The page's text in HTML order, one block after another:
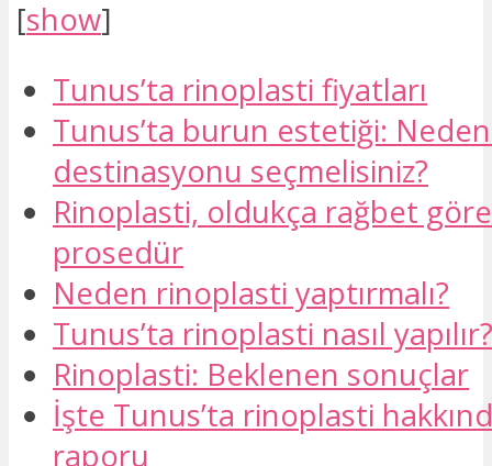
[show]
Tunus’ta rinoplasti fiyatları
Tunus’ta burun estetiği:
destinasyonu seçmelisiniz?
Rinoplasti, oldukça rağbet
prosedür
Neden rinoplasti yaptırmalı?
Tunus’ta rinoplasti nasıl yapılır?
Rinoplasti: Beklenen sonuçlar
İşte Tunus’ta rinoplasti
raporu